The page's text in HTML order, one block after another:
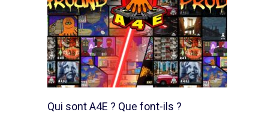
Qui sont A4E ? Que font-ils ?